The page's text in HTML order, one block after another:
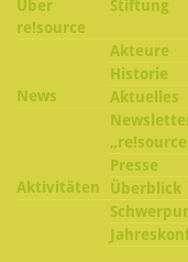
Über
re!source
Stiftung
Akteure
Historie
News
Aktuelles
Presse
Aktivitäten
Überblick